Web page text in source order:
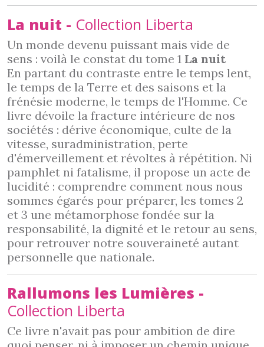
La nuit - Collection Liberta
Un monde devenu puissant mais vide de
sens : voilà le constat du tome 1 La nuit
En partant du contraste entre le temps lent,
le temps de la Terre et des saisons et la
frénésie moderne, le temps de l'Homme. Ce
livre dévoile la fracture intérieure de nos
sociétés : dérive économique, culte de la
vitesse, suradministration, perte
d'émerveillement et révoltes à répétition. Ni
pamphlet ni fatalisme, il propose un acte de
lucidité : comprendre comment nous nous
sommes égarés pour préparer, les tomes 2
et 3 une métamorphose fondée sur la
responsabilité, la dignité et le retour au sens,
pour retrouver notre souveraineté autant
personnelle que nationale.
Rallumons les Lumières -
Collection Liberta
Ce livre n'avait pas pour ambition de dire